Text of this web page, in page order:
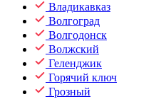
Владикавказ
Волгоград
Волгодонск
Волжский
Геленджик
Горячий ключ
Грозный